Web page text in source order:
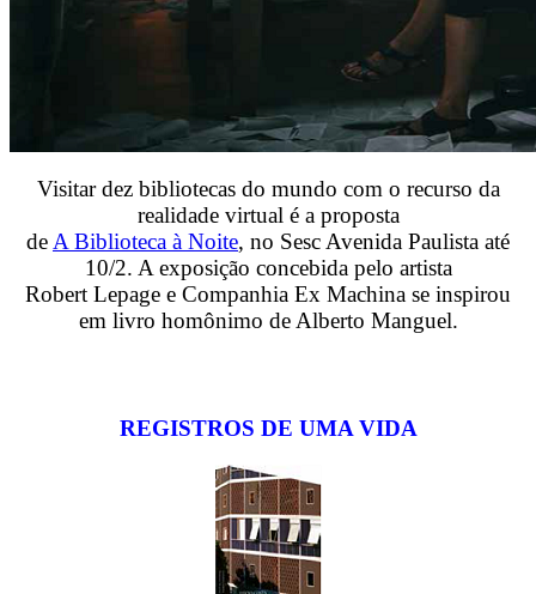
Visitar dez bibliotecas do mundo com o recurso da
realidade virtual é a proposta
de A Biblioteca à Noite, no Sesc Avenida Paulista até
10/2. A exposição concebida pelo artista
Robert Lepage e Companhia Ex Machina se inspirou
em livro homônimo de Alberto Manguel.
REGISTROS DE UMA VIDA